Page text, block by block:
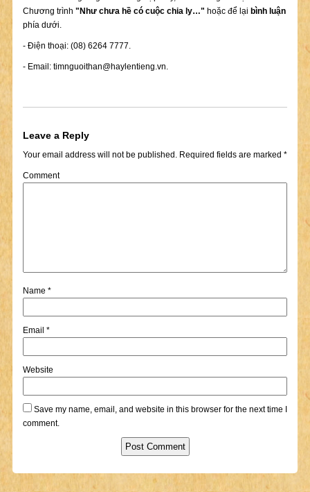
Chương trình "Như chưa hề có cuộc chia ly…" hoặc để lại bình luận
phía dưới.
- Điện thoại: (08) 6264 7777.
- Email: timnguoithan@haylentieng.vn.
Leave a Reply
Your email address will not be published.Required fields are marked *
Comment
Name *
Email *
Website
Save my name, email, and website in this browser for the next time I
comment.